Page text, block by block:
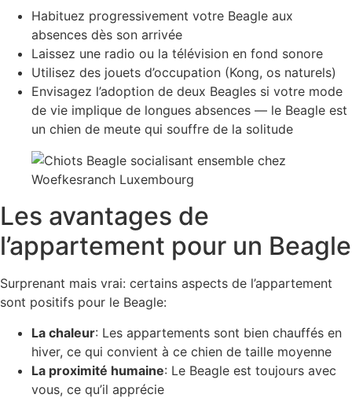
Habituez progressivement votre Beagle aux
absences dès son arrivée
Laissez une radio ou la télévision en fond sonore
Utilisez des jouets d’occupation (Kong, os naturels)
Envisagez l’adoption de deux Beagles si votre mode
de vie implique de longues absences — le Beagle est
un chien de meute qui souffre de la solitude
Les avantages de
l’appartement pour un Beagle
Surprenant mais vrai: certains aspects de l’appartement
sont positifs pour le Beagle:
La chaleur: Les appartements sont bien chauffés en
hiver, ce qui convient à ce chien de taille moyenne
La proximité humaine: Le Beagle est toujours avec
vous, ce qu’il apprécie